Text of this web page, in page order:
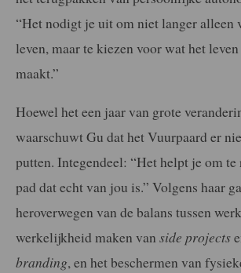
“Het nodigt je uit om niet langer alleen
leven, maar te kiezen voor wat het
maakt.”
Hoewel het een jaar van grote
waarschuwt Gu dat het Vuurpaard er
putten. Integendeel: “Het helpt je om te
pad dat echt van jou is.” Volgens haar
heroverwegen van de balans tussen
werkelijkheid maken van side projects
branding, en het beschermen van